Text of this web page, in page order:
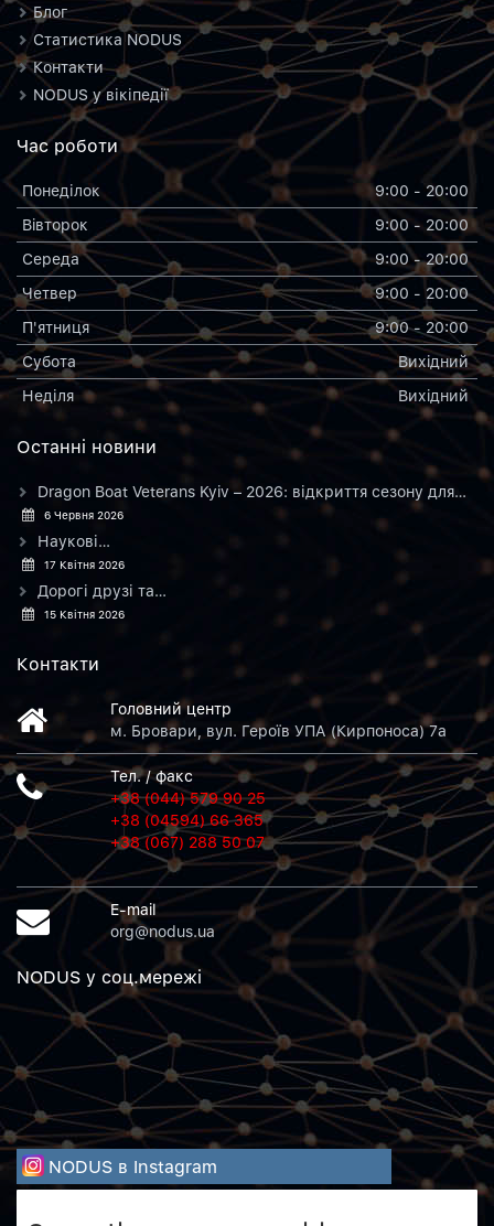
Блог
Статистика NODUS
Контакти
NODUS у вікіпедії
Час роботи
Понеділок
9:00 - 20:00
Вiвторок
9:00 - 20:00
Середа
9:00 - 20:00
Четвер
9:00 - 20:00
П'ятниця
9:00 - 20:00
Субота
Вихiдний
Неділя
Вихiдний
Останнi новини
Dragon Boat Veterans Kyiv – 2026: відкриття сезону для…
6 Червня 2026
Наукові…
17 Квітня 2026
Дорогі друзі та…
15 Квітня 2026
Контакти
Головний центр
м. Бровари, вул. Героїв УПА (Кирпоноса) 7а
Тел. / факс
+38 (044) 579 90 25
+38 (04594) 66 365
+38 (067) 288 50 07
E-mail
org@nodus.ua
NODUS у соц.мережi
NODUS в Instagram